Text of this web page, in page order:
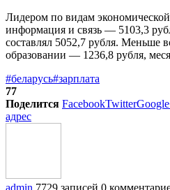
Лидером по видам экономической
информация и связь — 5103,3
составлял 5052,7 рубля. Меньше
образовании — 1236,8 рубля,
#беларусь#зарплата
77
Поделится FacebookTwitter
адрес
admin 7729 записей 0